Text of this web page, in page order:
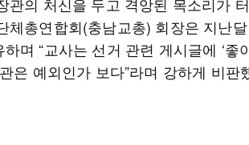
체총연합회(충남교총) 회장은 지난
며 “교사는 선거 관련 게시글에 ‘좋
은 예외인가 보다”라며 강하게 비판